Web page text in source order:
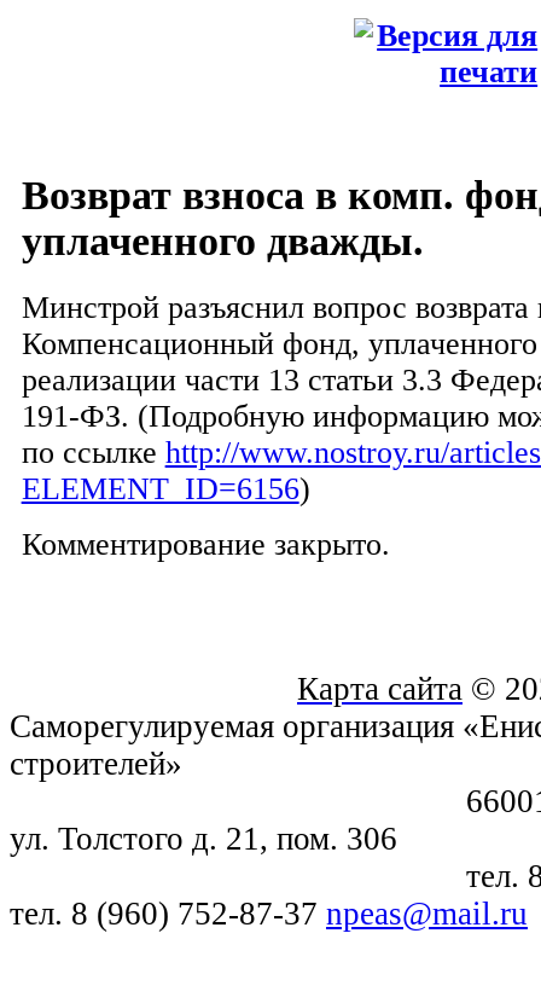
Возврат взноса в комп.
уплаченного дважды.
Минстрой разъяснил вопрос возврата
Компенсационный фонд,
реализации части 13 статьи 3.3
191-ФЗ. (Подробную информацию
по ссылке http://www.nostroy.ru/
ELEMENT_ID=6156)
Комментирование закрыто.
Карта сайта ©
Саморегулируемая организация
строителей»
660018, г.
ул. Толстого д. 21, пом. 306
тел. 8 (391)
тел. 8 (960) 752-87-37 npeas@mail.ru